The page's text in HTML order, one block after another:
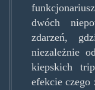
dwóch
zdarzeń,
niezależnie
kiepskich
efekcie czego